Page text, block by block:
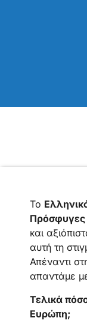
Το
Πρόσφυγες
και
αυτή τη
Απέναντι
απαντάμε
Τελικά
Ευρώπη;